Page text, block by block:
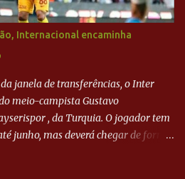
Internacional encaminha
janela de transferências, o Inter
meio-campista Gustavo
, da Turquia. O jogador tem
junho, mas deverá chegar de forma